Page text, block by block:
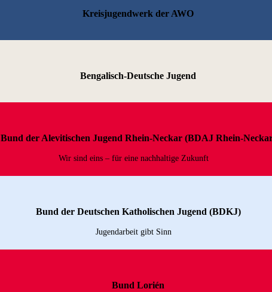
Kreisjugendwerk der AWO
Bengalisch-Deutsche Jugend
Bund der Alevitischen Jugend Rhein-Neckar (BDAJ Rhein-
Wir sind eins – für eine nachhaltige Zukunft
Bund der Deutschen Katholischen Jugend (BDKJ)
Jugendarbeit gibt Sinn
Bund Lorién